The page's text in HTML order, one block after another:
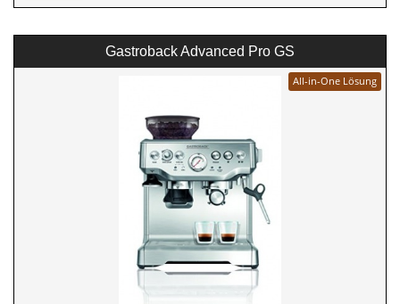
Gastroback Advanced Pro GS
All-in-One Lösung